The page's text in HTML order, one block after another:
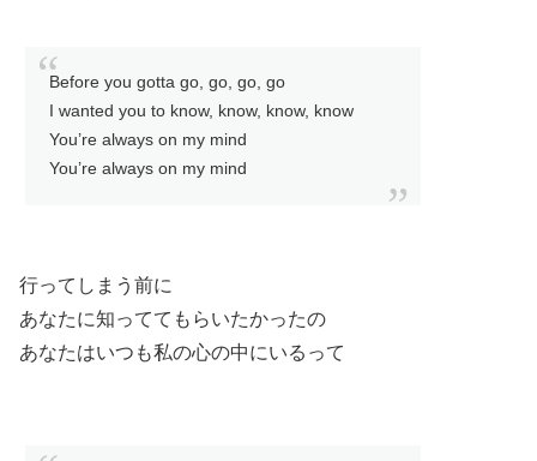
Before you gotta go, go, go, go
I wanted you to know, know, know, know
You’re always on my mind
You’re always on my mind
行ってしまう前に
あなたに知っててもらいたかったの
あなたはいつも私の心の中にいるって